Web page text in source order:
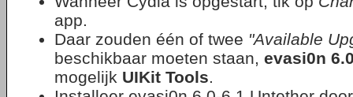
app.
Daar zouden één of twee "Available
beschikbaar moeten staan, evasi0n
mogelijk UIKit Tools.